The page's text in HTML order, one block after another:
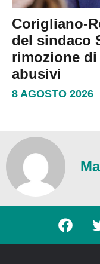
Corigliano-
del sindaco
rimozione
abusivi
8 AGOSTO 2026